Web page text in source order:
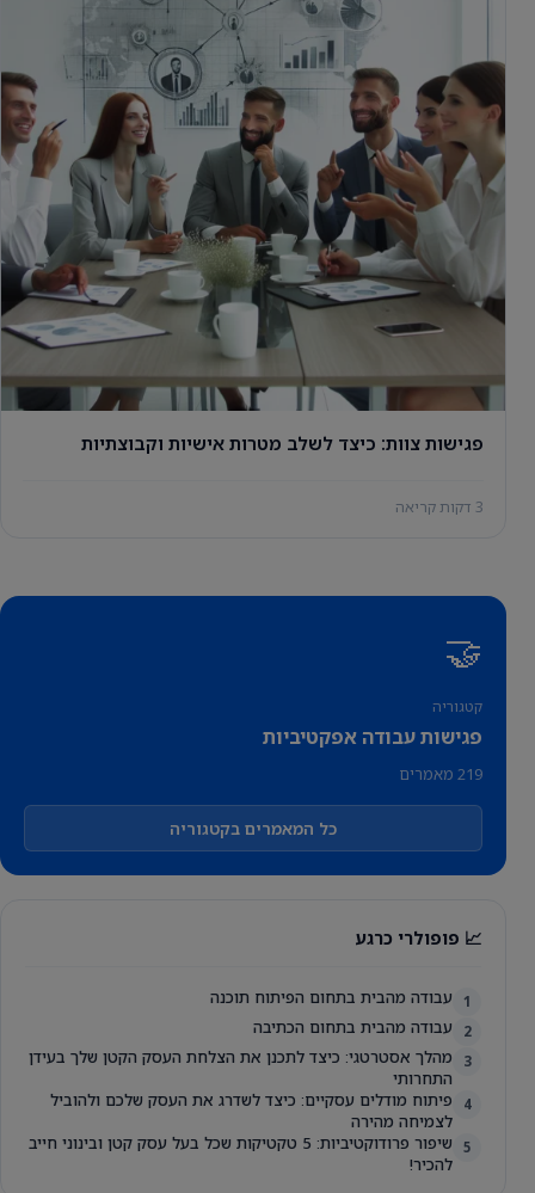
פגישות צוות: כיצד לשלב מטרות אישיות וקבוצתיות
3 דקות קריאה
🤝
קטגוריה
פגישות עבודה אפקטיביות
219 מאמרים
כל המאמרים בקטגוריה
📈 פופולרי כרגע
1 עבודה מהבית בתחום הפיתוח תוכנה
2 עבודה מהבית בתחום הכתיבה
3
מהלך אסטרטגי: כיצד לתכנן את הצלחת העסק הקטן שלך בעידן
התחרותי
4
פיתוח מודלים עסקיים: כיצד לשדרג את העסק שלכם ולהוביל
לצמיחה מהירה
5
שיפור פרודוקטיביות: 5 טקטיקות שכל בעל עסק קטן ובינוני חייב
להכיר!